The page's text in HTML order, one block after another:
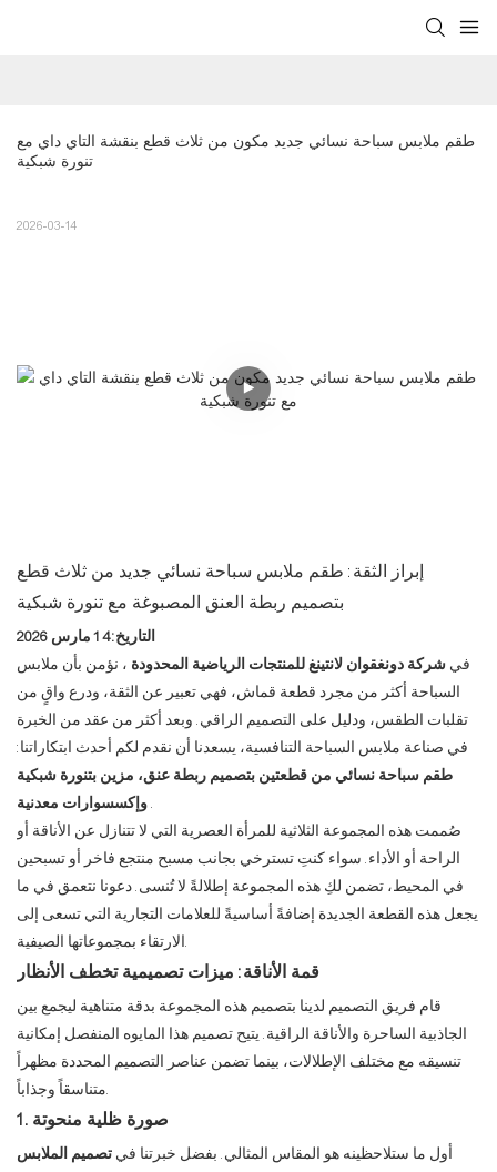
طقم ملابس سباحة نسائي جديد مكون من ثلاث قطع بنقشة التاي داي مع
تنورة شبكية
2026-03-14
إبراز الثقة: طقم ملابس سباحة نسائي جديد من ثلاث قطع
بتصميم ربطة العنق المصبوغة مع تنورة شبكية
التاريخ: 14 مارس 2026
في شركة دونغقوان لانتينغ للمنتجات الرياضية المحدودة ، نؤمن بأن ملابس
السباحة أكثر من مجرد قطعة قماش، فهي تعبير عن الثقة، ودرع واقٍ من
تقلبات الطقس، ودليل على التصميم الراقي. وبعد أكثر من عقد من الخبرة
في صناعة ملابس السباحة التنافسية، يسعدنا أن نقدم لكم أحدث ابتكاراتنا:
طقم سباحة نسائي من قطعتين بتصميم ربطة عنق، مزين بتنورة شبكية
وإكسسوارات معدنية.
صُممت هذه المجموعة الثلاثية للمرأة العصرية التي لا تتنازل عن الأناقة أو
الراحة أو الأداء. سواء كنتِ تسترخي بجانب مسبح منتجع فاخر أو تسبحين
في المحيط، تضمن لكِ هذه المجموعة إطلالةً لا تُنسى. دعونا نتعمق في ما
يجعل هذه القطعة الجديدة إضافةً أساسيةً للعلامات التجارية التي تسعى إلى
الارتقاء بمجموعاتها الصيفية.
قمة الأناقة: ميزات تصميمية تخطف الأنظار
قام فريق التصميم لدينا بتصميم هذه المجموعة بدقة متناهية ليجمع بين
الجاذبية الساحرة والأناقة الراقية. يتيح تصميم هذا المايوه المنفصل إمكانية
تنسيقه مع مختلف الإطلالات، بينما تضمن عناصر التصميم المحددة مظهراً
متناسقاً وجذاباً.
1. صورة ظلية منحوتة
أول ما ستلاحظينه هو المقاس المثالي. بفضل خبرتنا في تصميم الملابس